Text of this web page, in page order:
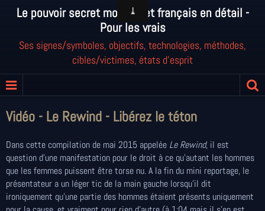
Le pouvoir secret mondial et français en détail -
Pour les vrais
Ses signes/symboles, objectifs, technologies, méthodes,
cibles/victimes, états d'esprit
Vidéo - Le Rewind - Libérez le téton
Dans cette compilation de mai 2015 appelée Le Rewind, il est
question d'une manifestation pour le droit à ce qu'autant les hommes
que les femmes puissent être torse nu. A la fin du mini reportage, le
présentateur a un léger tic de la main gauche lorsqu'il dit
ironiquement qu'une partie des hommes étaient présents uniquement